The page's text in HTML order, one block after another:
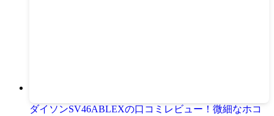
ダイソンSV46ABLEXの口コミレビュー！微細なホコ